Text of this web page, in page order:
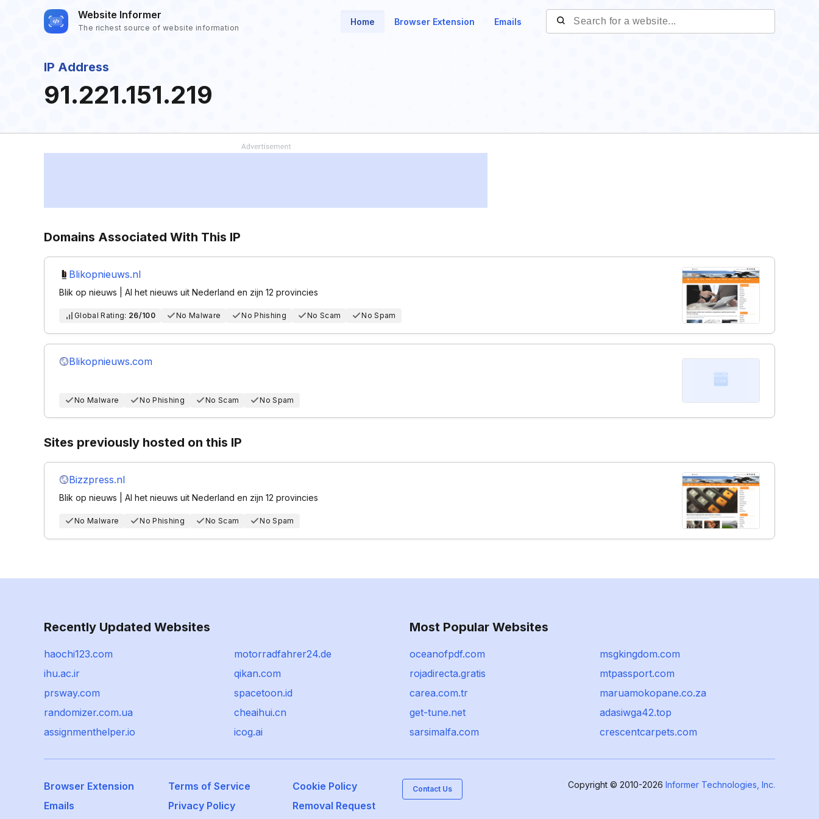
Website Informer
The richest source of website information
Home Browser Extension Emails
IP Address
91.221.151.219
Domains Associated With This IP
Blikopnieuws.nl
Blik op nieuws | Al het nieuws uit Nederland en zijn 12 provincies
Global Rating: 26/100 No Malware No Phishing No Scam No Spam
Blikopnieuws.com
No Malware No Phishing No Scam No Spam
Sites previously hosted on this IP
Bizzpress.nl
Blik op nieuws | Al het nieuws uit Nederland en zijn 12 provincies
No Malware No Phishing No Scam No Spam
Recently Updated Websites
haochi123.com
motorradfahrer24.de
ihu.ac.ir
qikan.com
prsway.com
spacetoon.id
randomizer.com.ua
cheaihui.cn
assignmenthelper.io
icog.ai
Most Popular Websites
oceanofpdf.com
msgkingdom.com
rojadirecta.gratis
mtpassport.com
carea.com.tr
maruamokopane.co.za
get-tune.net
adasiwga42.top
sarsimalfa.com
crescentcarpets.com
Browser Extension Terms of Service
Cookie Policy
Emails
Privacy Policy Removal Request
Contact Us Copyright © 2010-2026 Informer Technologies, Inc.